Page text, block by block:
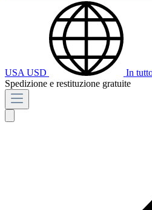
USA USD In
Spedizione e restituzione gratuite